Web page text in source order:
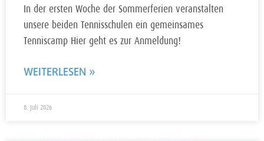
In der ersten Woche der Sommerferien veranstalten
unsere beiden Tennisschulen ein gemeinsames
Tenniscamp Hier geht es zur Anmeldung!
WEITERLESEN »
8. Juli 2026